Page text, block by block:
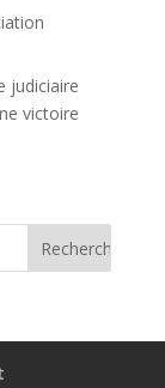
judiciaire
victoire